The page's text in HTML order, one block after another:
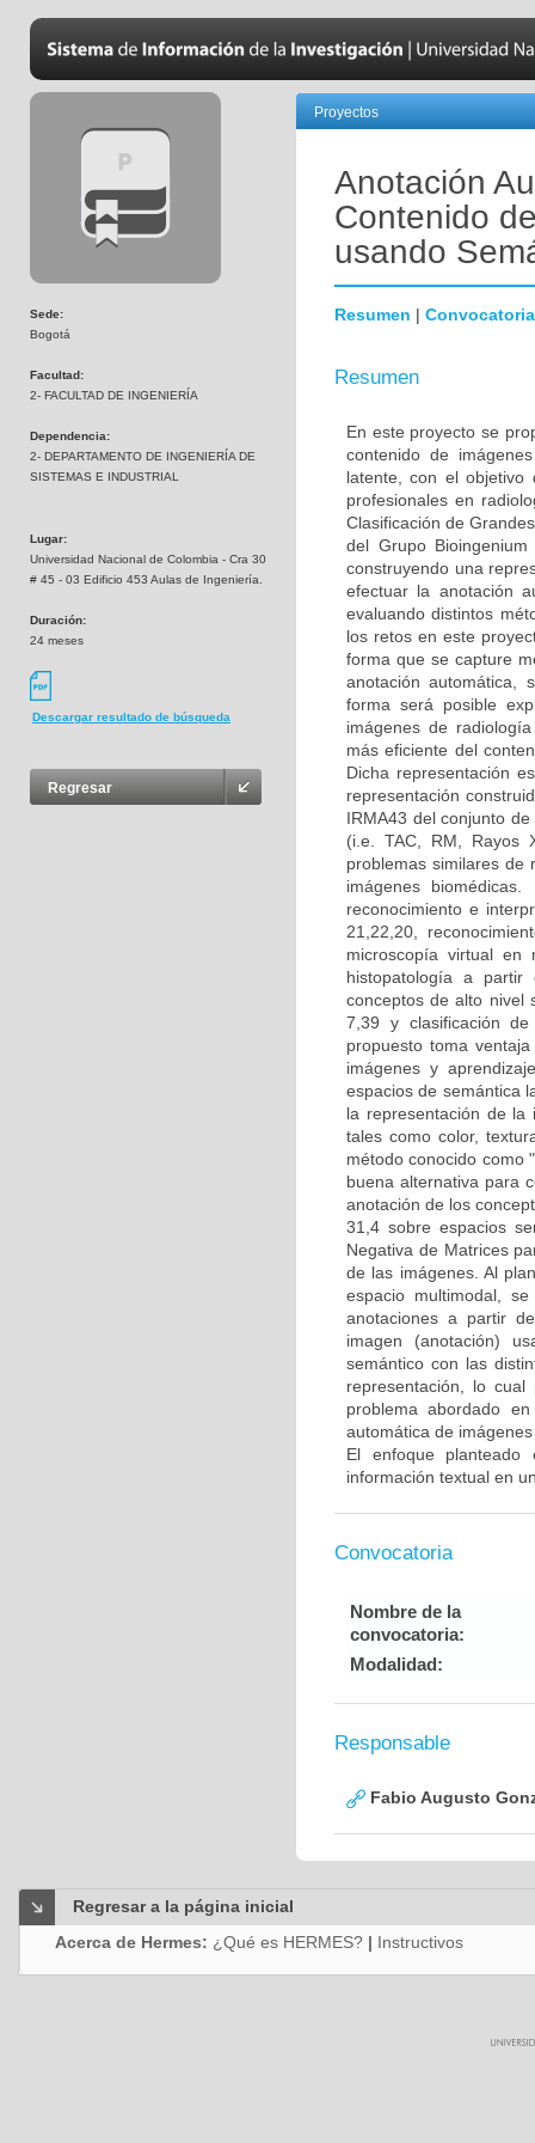
Sede:
Bogotá
Facultad:
2- FACULTAD DE INGENIERÍA
Dependencia:
2- DEPARTAMENTO DE INGENIERÍA DE
SISTEMAS E INDUSTRIAL
Lugar:
Universidad Nacional de Colombia - Cra 30
# 45 - 03 Edificio 453 Aulas de Ingeniería.
Duración:
24 meses
Descargar resultado de búsqueda
Regresar
Proyectos
Anotación
Contenido
usando
Resumen | Convocatoria
Resumen
En este proyecto se
contenido de
latente, con el objetivo
profesionales en
Clasificación de
del Grupo
construyendo una
efectuar la anotación
evaluando distintos
los retos en este
forma que se capture
anotación automática,
forma será posible
imágenes de
más eficiente del
Dicha representación
representación
IRMA43 del conjunto
(i.e. TAC, RM, Rayos
problemas similares de
imágenes
reconocimiento e
21,22,20,
microscopía virtual en
histopatología a
conceptos de alto nivel
7,39 y clasificación
propuesto toma
imágenes y
espacios de semántica
la representación de la
tales como color,
método conocido como
buena alternativa para
anotación de los
31,4 sobre espacios
Negativa de Matrices
de las imágenes. Al
espacio multimodal,
anotaciones a partir
imagen (anotación)
semántico con las
representación, lo
problema abordado
automática de
El enfoque
información textual en
Convocatoria
Nombre de la
convocatoria:
Modalidad:
Responsable
Fabio Augusto
Regresar a la página inicial
Acerca de Hermes: ¿Qué es HERMES? | Instructivos